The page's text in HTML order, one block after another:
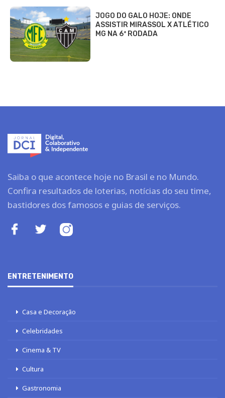
JOGO DO GALO HOJE: ONDE
ASSISTIR MIRASSOL X ATLÉTICO
MG NA 6ª RODADA
Saiba o que acontece hoje no Brasil e no Mundo.
Confira resultados de loterias, notícias do seu time,
bastidores dos famosos e guias de serviços.
ENTRETENIMENTO
Casa e Decoração
Celebridades
Cinema & TV
Cultura
Gastronomia